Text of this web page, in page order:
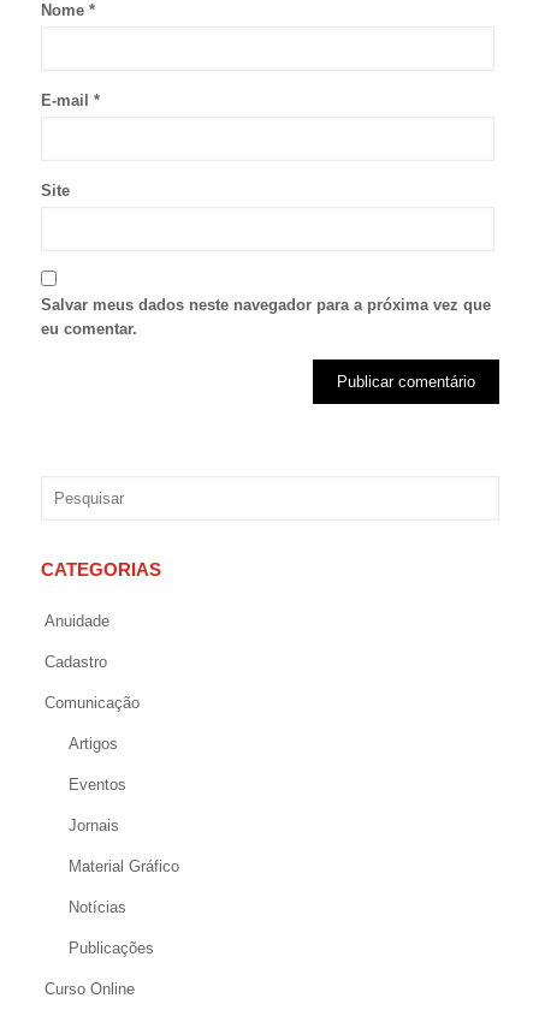
Nome *
E-mail *
Site
Salvar meus dados neste navegador para a próxima vez que
eu comentar.
CATEGORIAS
Anuidade
Cadastro
Comunicação
Artigos
Eventos
Jornais
Material Gráfico
Notícias
Publicações
Curso Online